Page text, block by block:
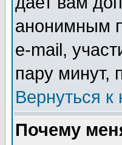
анонимным
e-mail,
пару минут,
Вернуться к
Почему